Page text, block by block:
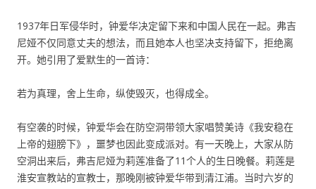
1937年日军侵华时，钟爱华决定留下来和中国人民在一起。弗吉
尼娅不仅同意丈夫的想法，而且她本人也坚决支持留下，拒绝离
开。她引用了爱默生的一首诗：
若为真理，舍上生命，纵使毁灭，也得成全。
有空袭的时候，钟爱华会在防空洞带领大家唱赞美诗《我安稳在
上帝的翅膀下》，噩梦也因此变成派对。有一天晚上，大家从防
空洞出来后，弗吉尼娅为莉莲准备了11个人的生日晚餐。莉莲是
淮安宣教站的宣教士，那晚刚被钟爱华带到清江浦。当时六岁的